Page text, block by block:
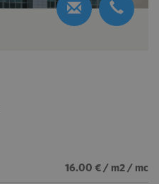
16.00 € / m2 / mc